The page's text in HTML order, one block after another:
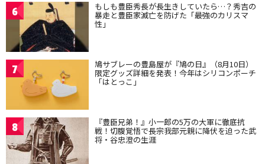
6 もしも豊臣秀長が長生きしていたら…？秀吉の
暴走と豊臣家滅亡を防げた「最強のカリスマ
性」
7 鳩サブレーの豊島屋が『鳩の日』（8月10日）
限定グッズ詳細を発表！今年はシリコンポーチ
「はとっこ」
8 『豊臣兄弟！』小一郎の5万の大軍に徹底抗
戦！切腹覚悟で長宗我部元親に降伏を迫った武
将・谷忠澄の生涯